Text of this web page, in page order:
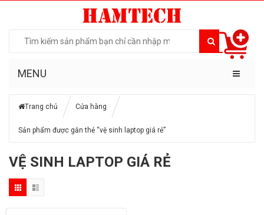
MENU
Trang chủ Cửa hàng
Sản phẩm được gắn thẻ “vệ sinh laptop giá rẻ”
VỆ SINH LAPTOP GIÁ RẺ